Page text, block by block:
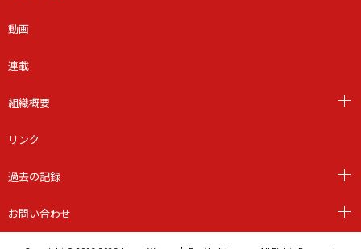
動画
連載
組織概要
リンク
過去の記録
お問い合わせ